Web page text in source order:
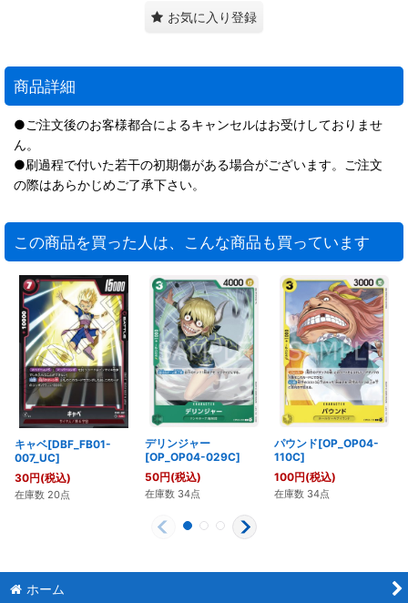
お気に入り登録
商品詳細
●ご注文後のお客様都合によるキャンセルはお受けしておりませ
ん。
●刷過程で付いた若干の初期傷がある場合がございます。ご注文
の際はあらかじめご了承下さい。
この商品を買った人は、こんな商品も買っています
キャベ[DBF_FB01-
007_UC]
30円(税込)
在庫数 20点
デリンジャー
[OP_OP04-029C]
50円(税込)
在庫数 34点
パウンド[OP_OP04-
110C]
100円(税込)
在庫数 34点
ホーム